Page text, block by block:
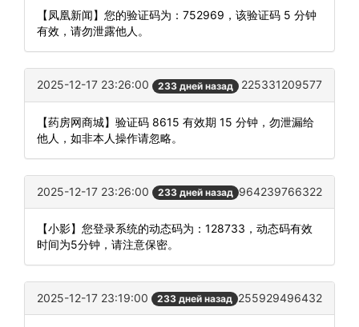
【凤凰新闻】您的验证码为：752969，该验证码 5 分钟
有效，请勿泄露他人。
2025-12-17 23:26:00 233 дней назад 225331209577
【药房网商城】验证码 8615 有效期 15 分钟，勿泄漏给
他人，如非本人操作请忽略。
2025-12-17 23:26:00 233 дней назад 964239766322
【小影】您登录系统的动态码为：128733，动态码有效
时间为5分钟，请注意保密。
2025-12-17 23:19:00 233 дней назад 255929496432